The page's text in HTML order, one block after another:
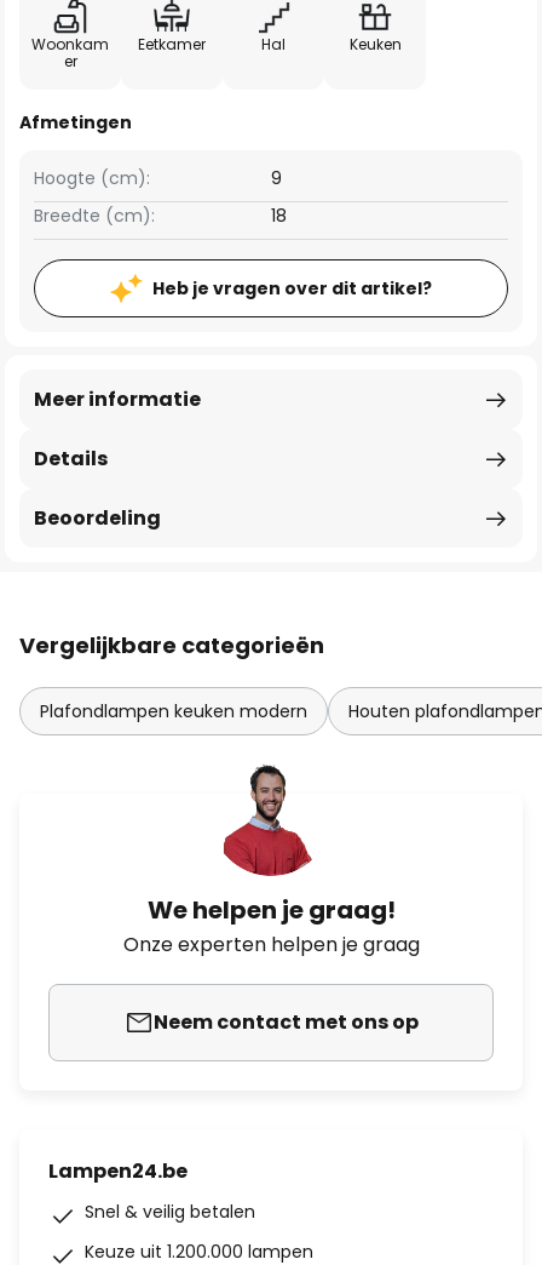
Woonkam
er
Eetkamer Hal Keuken
Afmetingen
Breedte (cm): 18
Hoogte (cm): 9
Heb je vragen over dit artikel?
Details
Meer informatie
Beoordeling
Vergelijkbare categorieën
Plafondlampen keuken modern Houten
We helpen je graag!
Onze experten helpen je graag
Neem contact met ons op
Lampen24.be
Snel & veilig betalen
Keuze uit 1.200.000 lampen